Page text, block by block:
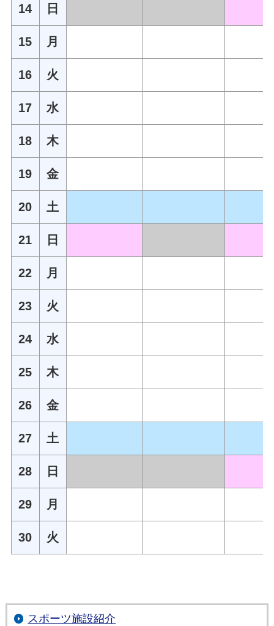
14 日
15 月
16 火
17 水
18 木
19 金
20 土
21 日
22 月
23 火
24 水
25 木
26 金
27 土
28 日
29 月
30 火
スポーツ施設紹介